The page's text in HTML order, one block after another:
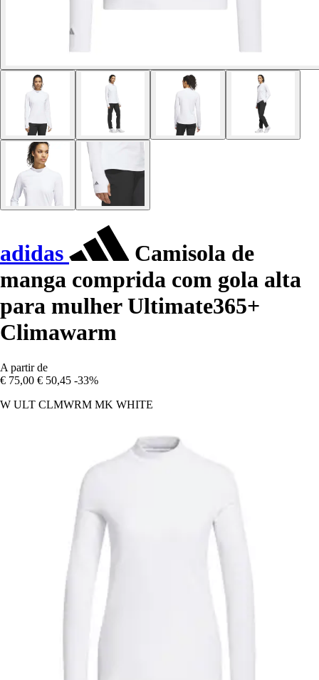
adidas
Camisola de
manga comprida com gola alta
para mulher Ultimate365+
Climawarm
A partir de
€ 75,00 € 50,45 -33%
W ULT CLMWRM MK WHITE